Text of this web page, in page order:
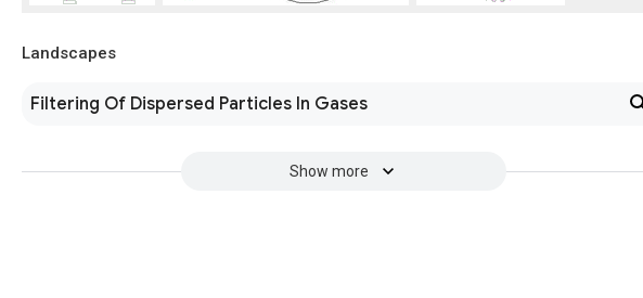
Landscapes
Filtering Of Dispersed Particles In Gases
Show more